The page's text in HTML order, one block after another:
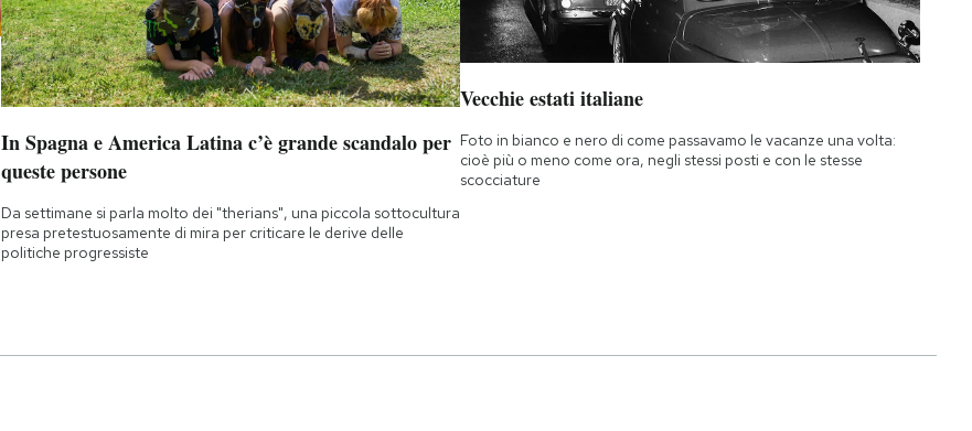
In Spagna e America Latina c’è grande scandalo per
queste persone
Da settimane si parla molto dei "therians", una piccola sottocultura
presa pretestuosamente di mira per criticare le derive delle
politiche progressiste
Vecchie estati italiane
Foto in bianco e nero di come passavamo le vacanze una volta:
cioè più o meno come ora, negli stessi posti e con le stesse
scocciature